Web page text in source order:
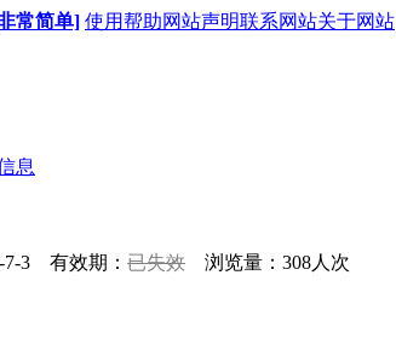
常简单] 使用帮助网站声明联系网站关于网站
息
3 有效期： 已失效 浏览量：308人次